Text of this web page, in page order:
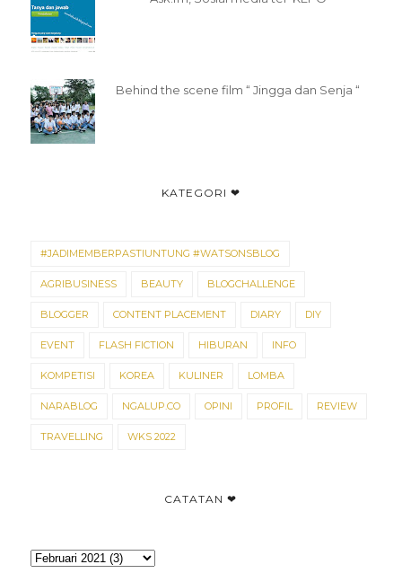
Behind the scene film “ Jingga dan Senja “
KATEGORI ❤
#JADIMEMBERPASTIUNTUNG #WATSONSBLOG
AGRIBUSINESS BEAUTY BLOGCHALLENGE
BLOGGER CONTENT PLACEMENT DIARY DIY
EVENT FLASH FICTION HIBURAN INFO
KOMPETISI KOREA KULINER LOMBA
NARABLOG NGALUP.CO OPINI PROFIL REVIEW
TRAVELLING WKS 2022
CATATAN ❤